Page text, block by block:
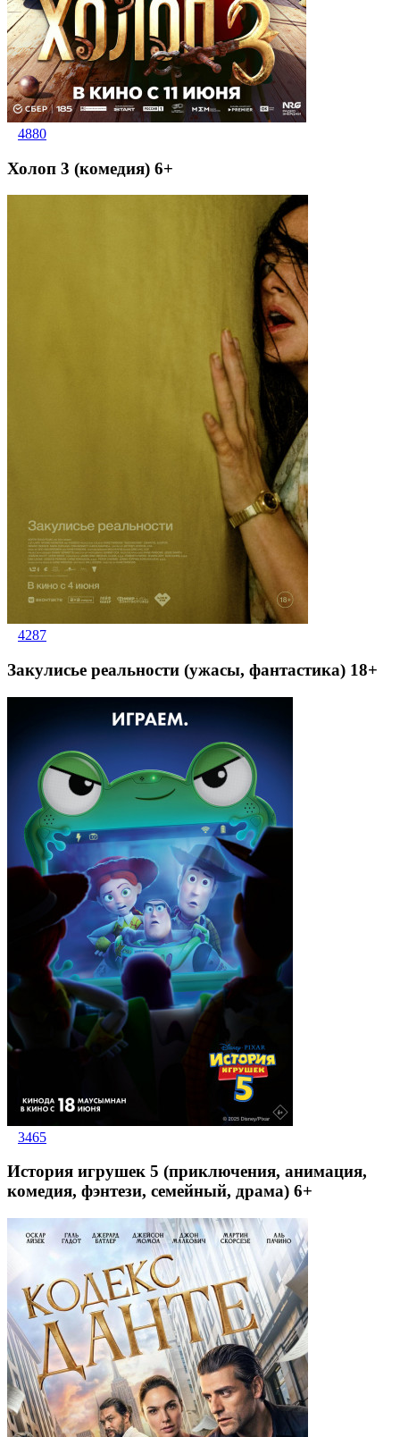
4880
Холоп 3 (комедия) 6+
4287
Закулисье реальности (ужасы, фантастика) 18+
3465
История игрушек 5 (приключения, анимация,
комедия, фэнтези, семейный, драма) 6+